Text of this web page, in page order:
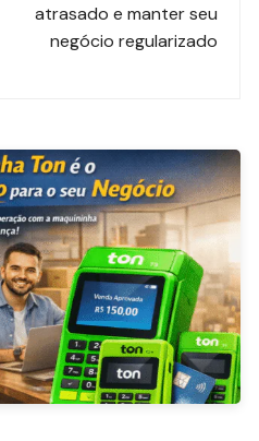
atrasado e manter seu
negócio regularizado